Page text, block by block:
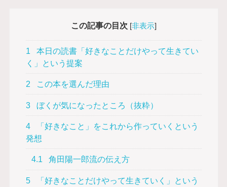
この記事の目次 [非表示]
1
本日の読書「好きなことだけやって生きてい
く」という提案
2 この本を選んだ理由
3 ぼくが気になったところ（抜粋）
4
「好きなこと」をこれから作っていくという
発想
4.1 角田陽一郎流の伝え方
5
「好きなことだけやって生きていく」という